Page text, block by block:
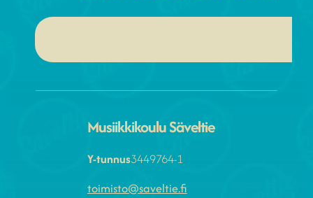
Musiikkikoulu Säveltie
Y-tunnus3449764-1
toimisto@saveltie.fi